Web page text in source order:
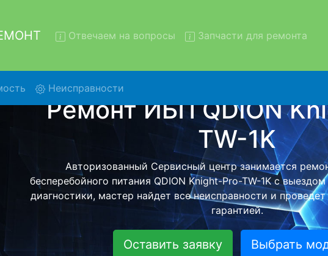
Отвечаем на вопросы Запчасти для ремонта
Неисправности
Ремонт ИБП QDION Knight-
вывозом в сервис
Ремонт ИБП QDION Knight-Pro-TW-1K с вывозом в
помощью нашей бесплатной услуги, специалист заберет
более детального ремонта. Оговоренная стоимость
при возвращении видеотехники
Оставить заявку Выбрать